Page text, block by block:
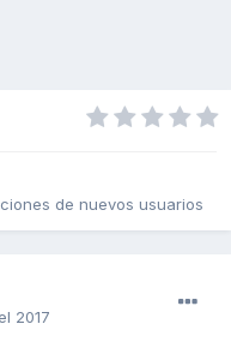
de nuevos usuarios
2017